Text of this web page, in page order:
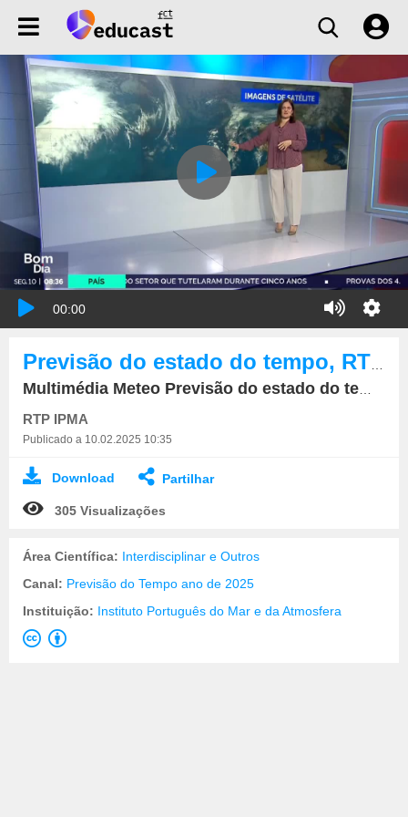
00:00
Multimédia Meteo Previsão do estado do tempo, RTP1, 10-02-2025, IPMA.
RTP IPMA
Publicado a 10.02.2025 10:35
Download Partilhar
305 Visualizações
Área Científica: Interdisciplinar e Outros
Canal: Previsão do Tempo ano de 2025
Instituição: Instituto Português do Mar e da Atmosfera